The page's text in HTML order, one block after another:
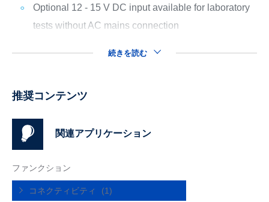
Optional 12 - 15 V DC input available for laboratory
tests without AC mains connection
続きを読む
推奨コンテンツ
関連アプリケーション
ファンクション
コネクティビティ (1)